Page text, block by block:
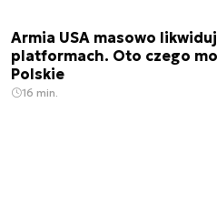
Armia USA masowo
platformach. Oto czego
Polskie
16 min.